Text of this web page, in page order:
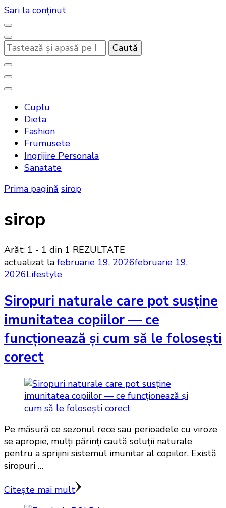
Sari la conținut
Cauți
ceva?
Bandoux
Cuplu
Dieta
Fashion
Frumusete
Ingrijire Personala
Sanatate
Prima pagină sirop
sirop
Arăt: 1 - 1 din 1 REZULTATE
actualizat la februarie 19, 2026februarie 19,
2026Lifestyle
Siropuri naturale care pot susține
imunitatea copiilor — ce
funcționează și cum să le folosești
corect
Pe măsură ce sezonul rece sau perioadele cu viroze
se apropie, mulți părinți caută soluții naturale
pentru a sprijini sistemul imunitar al copiilor. Există
siropuri …
Citește mai mult